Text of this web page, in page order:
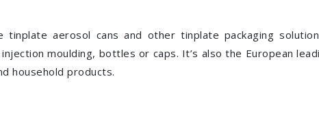
aerosol cans and other tinplate packaging
moulding, bottles or caps. It’s also the European
household products.